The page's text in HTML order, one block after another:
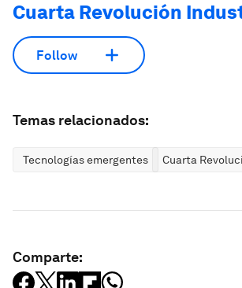
Cuarta Revolución
Follow
Temas relacionados:
Tecnologías emergentes Cuarta
Comparte: